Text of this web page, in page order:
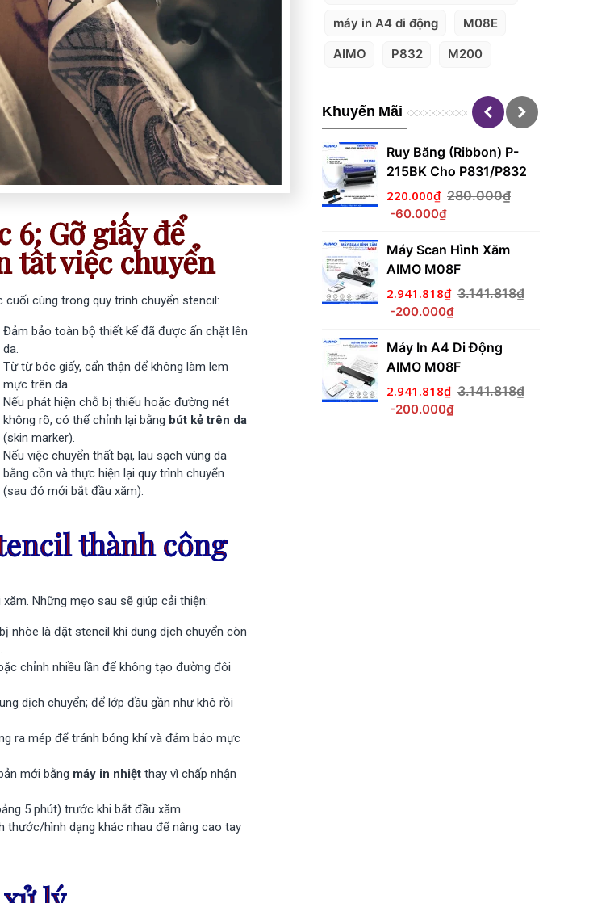
máy in A4 di động M08E
AIMO P832 M200
Khuyến Mãi
Máy In Nhãn Mini M220,
Bluetooth, Cầm Tay Di
Động
1.567.273₫
-200.000₫
Máy In A4 Di Động
-500.000₫
Máy Scan Hình Xăm
3.136.364₫
-300.000₫
Máy In A4 Di Động
AIMO M831
Ruy Băng (Ribbon) P-
215BK Cho P831/P832
220.000₫ 280.000₫
-60.000₫
Máy Scan Hình Xăm
AIMO M08F
2.941.818₫ 3.141.818₫
-200.000₫
Máy In A4 Di Động
AIMO M08F
2.941.818₫ 3.141.818₫
-200.000₫
6: Gỡ giấy để
tất việc chuyển
cuối cùng trong quy trình chuyển stencil:
Đảm bảo toàn bộ thiết kế đã được ấn chặt lên
da.
Từ từ bóc giấy, cẩn thận để không làm lem
mực trên da.
Nếu phát hiện chỗ bị thiếu hoặc đường nét
không rõ, có thể chỉnh lại bằng bút kẻ trên da
(skin marker).
Nếu việc chuyển thất bại, lau sạch vùng da
bằng cồn và thực hiện lại quy trình chuyển
(sau đó mới bắt đầu xăm).
thành công
Những mẹo sau sẽ giúp cải thiện:
nhòe là đặt stencil khi dung dịch chuyển còn
chỉnh nhiều lần để không tạo đường đôi
dịch chuyển; để lớp đầu gần như khô rồi
ra mép để tránh bóng khí và đảm bảo mực
mới bằng máy in nhiệt thay vì chấp nhận
5 phút) trước khi bắt đầu xăm.
thước/hình dạng khác nhau để nâng cao tay